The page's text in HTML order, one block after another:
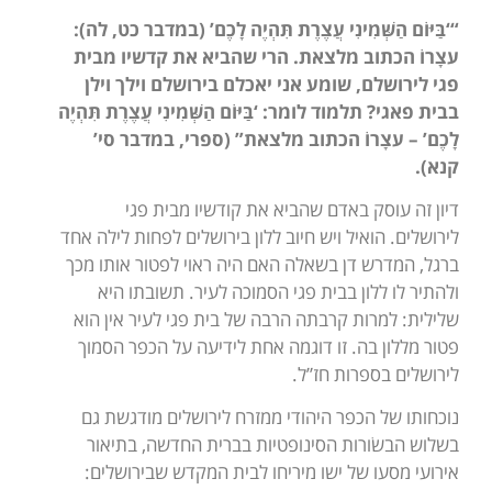
“‘בַּיּוֹם הַשְּׁמִינִי עֲצֶרֶת תִּהְיֶה לָכֶם’ (במדבר כט, לה):
עצָרוֹ הכתוב מלצאת. הרי שהביא את קדשיו מבית
פגי לירושלם, שומע אני יאכלם בירושלם וילך וילן
בבית פאגי? תלמוד לומר: ‘בַּיּוֹם הַשְּׁמִינִי עֲצֶרֶת תִּהְיֶה
לָכֶם’ – עצָרוֹ הכתוב מלצאת” (ספרי, במדבר סי’
קנא).
דיון זה עוסק באדם שהביא את קודשיו מבית פגי
לירושלים. הואיל ויש חיוב ללון בירושלים לפחות לילה אחד
ברגל, המדרש דן בשאלה האם היה ראוי לפטור אותו מכך
ולהתיר לו ללון בבית פגי הסמוכה לעיר. תשובתו היא
שלילית: למרות קרבתה הרבה של בית פגי לעיר אין הוא
פטור מללון בה. זו דוגמה אחת לידיעה על הכפר הסמוך
לירושלים בספרות חז”ל.
נוכחותו של הכפר היהודי ממזרח לירושלים מודגשת גם
בשלוש הבשׂורות הסינופטיות בברית החדשה, בתיאור
אירועי מסעו של ישו מיריחו לבית המקדש שבירושלים: